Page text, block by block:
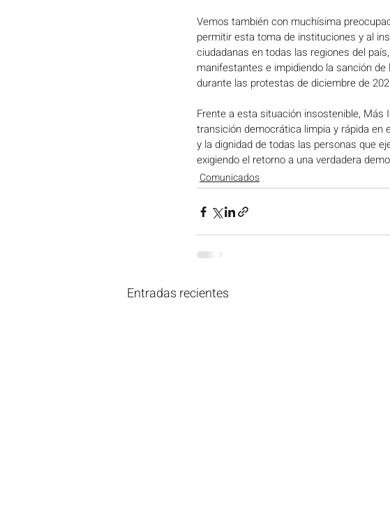
Vemos también con muchísima
permitir esta toma de instituciones y al
ciudadanas en todas las regiones del
manifestantes e impidiendo la sanción
durante las protestas de diciembre de
Frente a esta situación insostenible, Más
transición democrática limpia y rápida en
y la dignidad de todas las personas que
exigiendo el retorno a una verdadera
Comunicados
Entradas recientes